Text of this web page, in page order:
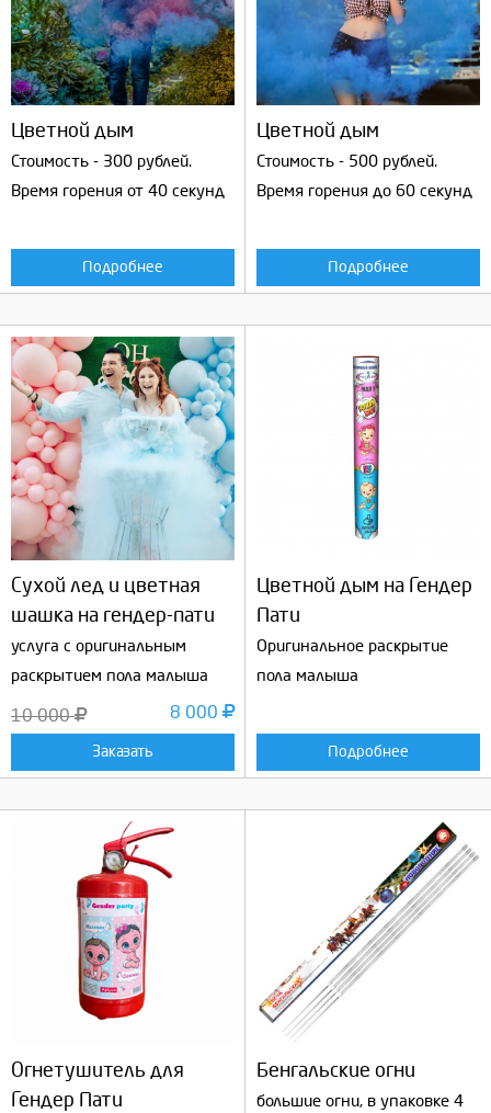
Цветной дым
Стоимость - 300 рублей.
Время горения от 40 секунд
Подробнее
Цветной дым
Стоимость - 500 рублей.
Время горения до 60 секунд
Подробнее
Сухой лед и цветная
шашка на гендер-пати
услуга с оригинальным
раскрытием пола малыша
10 000 8 000
Заказать
Цветной дым на Гендер
Пати
Оригинальное раскрытие
пола малыша
Подробнее
Огнетушитель для
Гендер Пати
Бенгальские огни
большие огни, в упаковке 4